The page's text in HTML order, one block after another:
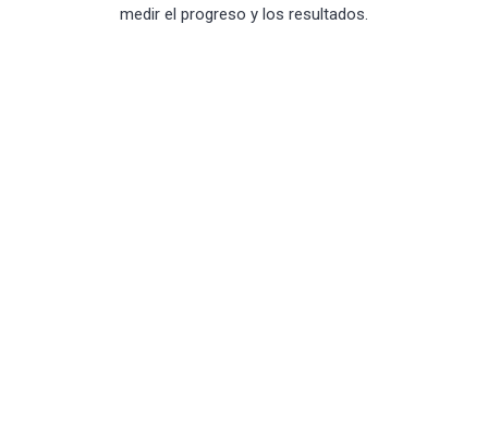
medir el progreso y los resultados.